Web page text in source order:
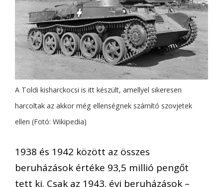
A Toldi kisharckocsi is itt készült, amellyel sikeresen
harcoltak az akkor még ellenségnek számító szovjetek
ellen (Fotó: Wikipedia)
1938 és 1942 között az összes
beruházások értéke 93,5 millió pengőt
tett ki. Csak az 1943. évi beruházások –